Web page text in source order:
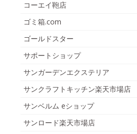
コーエイ鞄店
ゴミ箱.com
ゴールドスター
サポートショップ
サンガーデンエクステリア
サンクラフトキッチン楽天市場店
サンベルム eショップ
サンロード楽天市場店